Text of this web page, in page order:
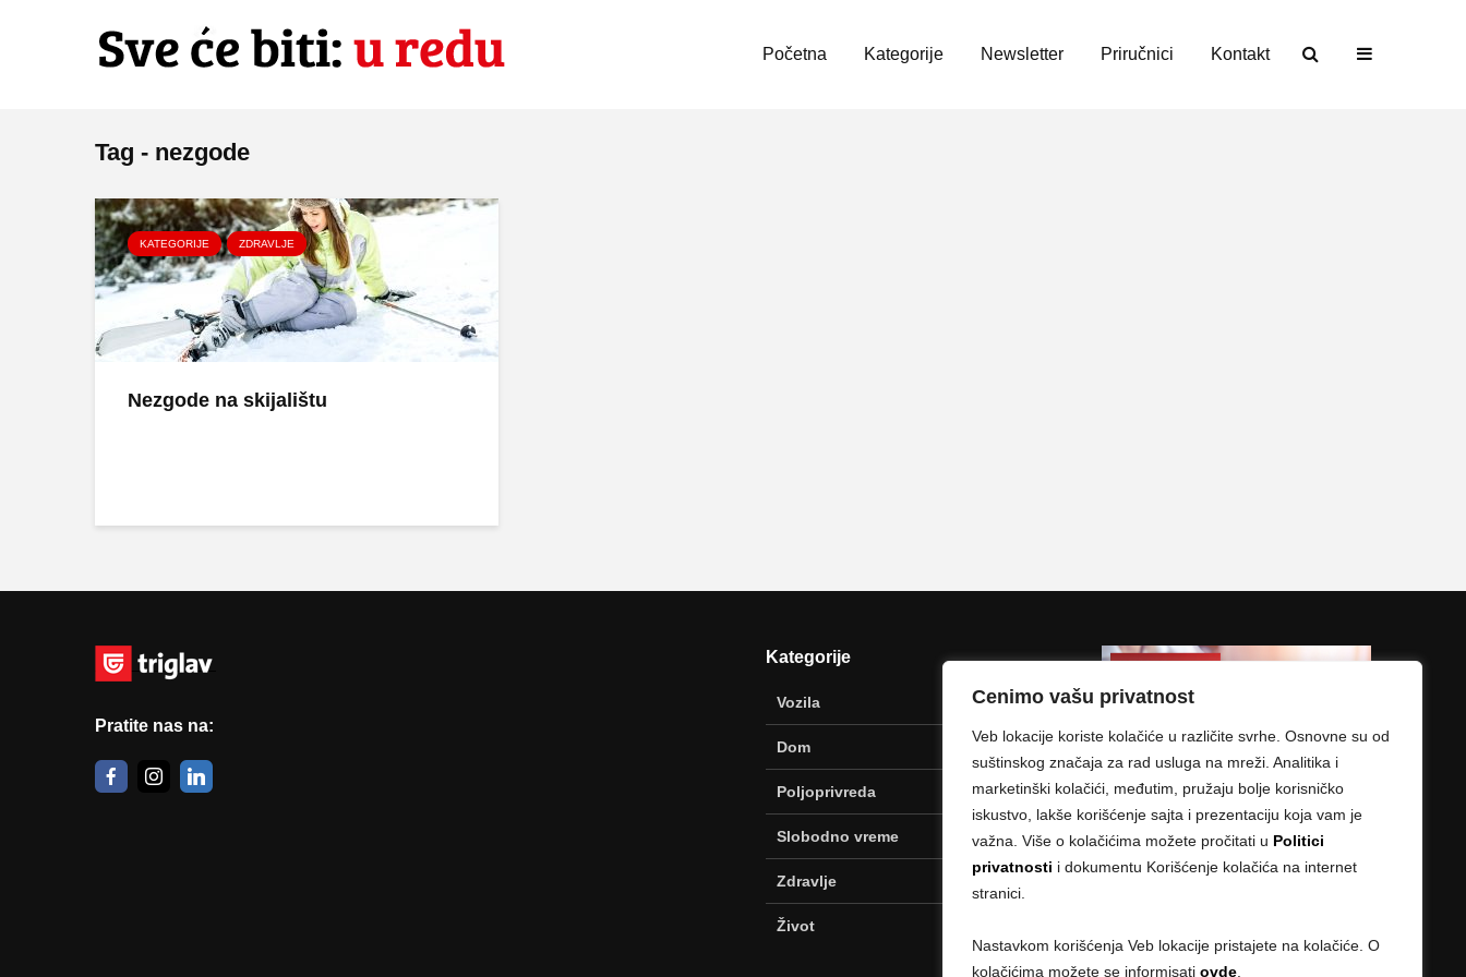
Cenimo vašu privatnost
Veb lokacije koriste kolačiće u različite svrhe. Osnovne su od
suštinskog značaja za rad usluga na mreži. Analitika i
marketinški kolačići, međutim, pružaju bolje korisničko
iskustvo, lakše korišćenje sajta i prezentaciju koja vam je
važna. Više o kolačićima možete pročitati u Politici
privatnosti i dokumentu Korišćenje kolačića na internet
stranici.
Nastavkom korišćenja Veb lokacije pristajete na kolačiće. O
kolačićima možete se informisati ovde
Početna Kategorije Newsletter Priručnici Kontakt
Tag - nezgode
KATEGORIJE ZDRAVLJE
Nezgode na skijalištu
Pratite nas na:
Kategorije
Vozila
Dom
Poljoprivreda
Slobodno vreme
Zdravlje
Život